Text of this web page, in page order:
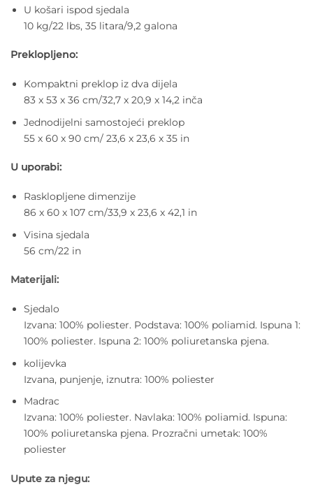
U košari ispod sjedala
10 kg/22 lbs, 35 litara/9,2 galona
Preklopljeno:
Kompaktni preklop iz dva dijela
83 x 53 x 36 cm/32,7 x 20,9 x 14,2 inča
Jednodijelni samostojeći preklop
55 x 60 x 90 cm/ 23,6 x 23,6 x 35 in
U uporabi:
Rasklopljene dimenzije
86 x 60 x 107 cm/33,9 x 23,6 x 42,1 in
Visina sjedala
56 cm/22 in
Materijali:
Sjedalo
Izvana: 100% poliester. Podstava: 100% poliamid. Ispuna 1:
100% poliester. Ispuna 2: 100% poliuretanska pjena.
kolijevka
Izvana, punjenje, iznutra: 100% poliester
Madrac
Izvana: 100% poliester. Navlaka: 100% poliamid. Ispuna:
100% poliuretanska pjena. Prozračni umetak: 100%
poliester
Upute za njegu: